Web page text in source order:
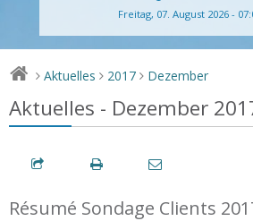
Freitag, 07. August 2026 -
> Aktuelles > 2017 > Dezember
Aktuelles - Dezember
Résumé Sondage Clients